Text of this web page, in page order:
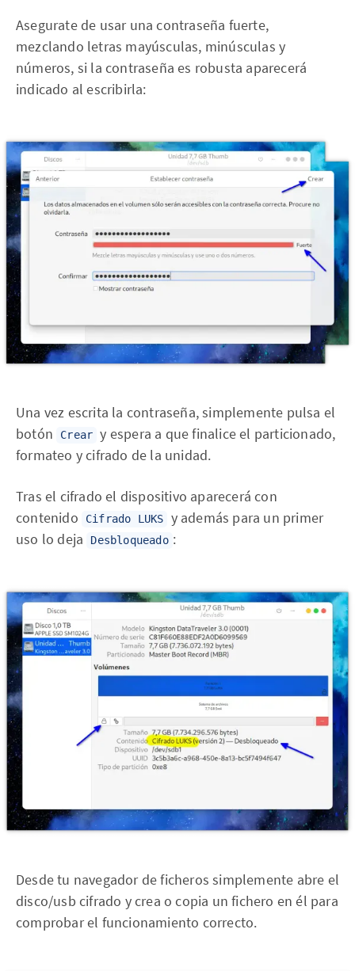
Asegurate de usar una contraseña fuerte,
mezclando letras mayúsculas, minúsculas y
números, si la contraseña es robusta aparecerá
indicado al escribirla:
Una vez escrita la contraseña, simplemente pulsa el
botón
Crear y espera a que finalice el particionado,
formateo y cifrado de la unidad.
Tras el cifrado el dispositivo aparecerá con
contenido
Cifrado LUKS
y además para un primer
uso lo deja
Desbloqueado :
Desde tu navegador de ficheros simplemente abre el
disco/usb cifrado y crea o copia un fichero en él para
comprobar el funcionamiento correcto.